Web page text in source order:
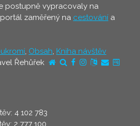
postupně vypracovaly na
zaměřený na cestování a
, Obsah, Kniha návštěv
Řehůřek
4 102 783
2 777 100